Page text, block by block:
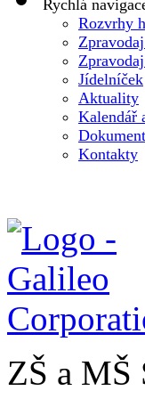
Rychlá
Rozvrhy
Jídelníček
Aktuality
Kalendář
Kontakty
ZŠ a MŠ